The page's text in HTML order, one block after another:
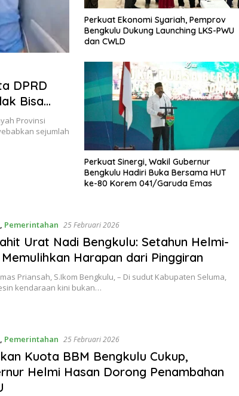
DPRD
Bisa
Provinsi
sejumlah
Perkuat Ekonomi Syariah, Pemprov
Bengkulu Dukung Launching LKS-PWU
dan CWLD
Perkuat Sinergi, Wakil Gubernur
Bengkulu Hadiri Buka Bersama HUT
ke-80 Korem 041/Garuda Emas
, Pemerintahan 25 Februari 2026
Urat Nadi Bengkulu: Setahun Helmi-
Memulihkan Harapan dari Pinggiran
Priansah, S.Ikom ​Bengkulu, – Di sudut Kabupaten Seluma,
kendaraan kini bukan…
, Pemerintahan 25 Februari 2026
Kuota BBM Bengkulu Cukup,
Helmi Hasan Dorong Penambahan